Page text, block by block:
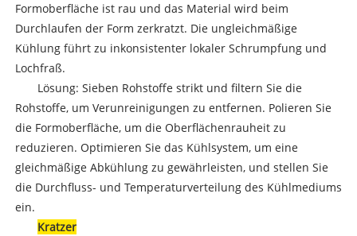
Formoberfläche ist rau und das Material wird beim
Durchlaufen der Form zerkratzt. Die ungleichmäßige
Kühlung führt zu inkonsistenter lokaler Schrumpfung und
Lochfraß.
Lösung: Sieben Rohstoffe strikt und filtern Sie die
Rohstoffe, um Verunreinigungen zu entfernen. Polieren Sie
die Formoberfläche, um die Oberflächenrauheit zu
reduzieren. Optimieren Sie das Kühlsystem, um eine
gleichmäßige Abkühlung zu gewährleisten, und stellen Sie
die Durchfluss- und Temperaturverteilung des Kühlmediums
ein.
Kratzer